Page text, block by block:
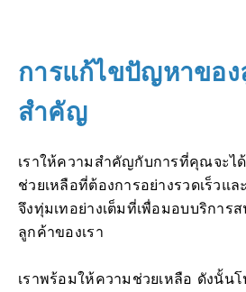
การแก้ไขปัญหาของ
สำคัญ
เราให้ความสำคัญกับการที่คุณจะไ
ช่วยเหลือที่ต้องการอย่างรวดเร็วแล
จึงทุ่มเทอย่างเต็มที่เพื่อมอบบริกา
ลูกค้าของเรา
เราพร้อมให้ความช่วยเหลือ ดังนั้นโ